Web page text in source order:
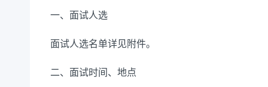
一、面试人选
面试人选名单详见附件。
二、面试时间、地点